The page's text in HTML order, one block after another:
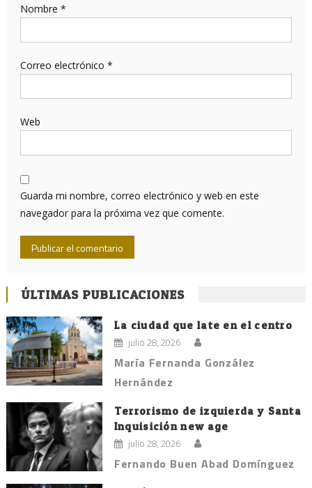
Nombre *
Correo electrónico *
Web
Guarda mi nombre, correo electrónico y web en este
navegador para la próxima vez que comente.
ÚLTIMAS PUBLICACIONES
La ciudad que late en el centro
julio 28, 2026
María Fernanda González
Hernández
Terrorismo de izquierda y Santa
Inquisición new age
julio 28, 2026
Fernando Buen Abad Domínguez